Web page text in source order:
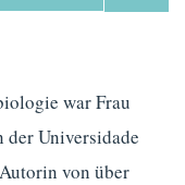
war Frau
der Universidade
von über